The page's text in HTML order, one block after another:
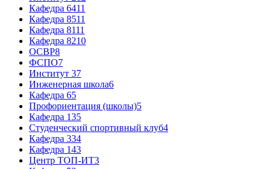
Кафедра 6411
Кафедра 8511
Кафедра 8111
Кафедра 8210
ОСВР8
ФСПО7
Институт 37
Инженерная школа6
Кафедра 65
Профориентация (школы)5
Кафедра 135
Студенческий спортивный клуб4
Кафедра 334
Кафедра 143
Центр ТОП-ИТ3